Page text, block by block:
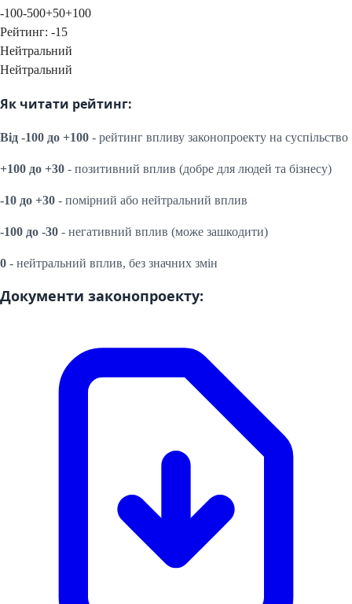
-100-500+50+100
Рейтинг: -15
Нейтральний
Нейтральний
Як читати рейтинг:
Від -100 до +100 - рейтинг впливу законопроекту на суспільство
+100 до +30 - позитивний вплив (добре для людей та бізнесу)
-10 до +30 - помірний або нейтральний вплив
-100 до -30 - негативний вплив (може зашкодити)
0 - нейтральний вплив, без значних змін
Документи законопроекту: